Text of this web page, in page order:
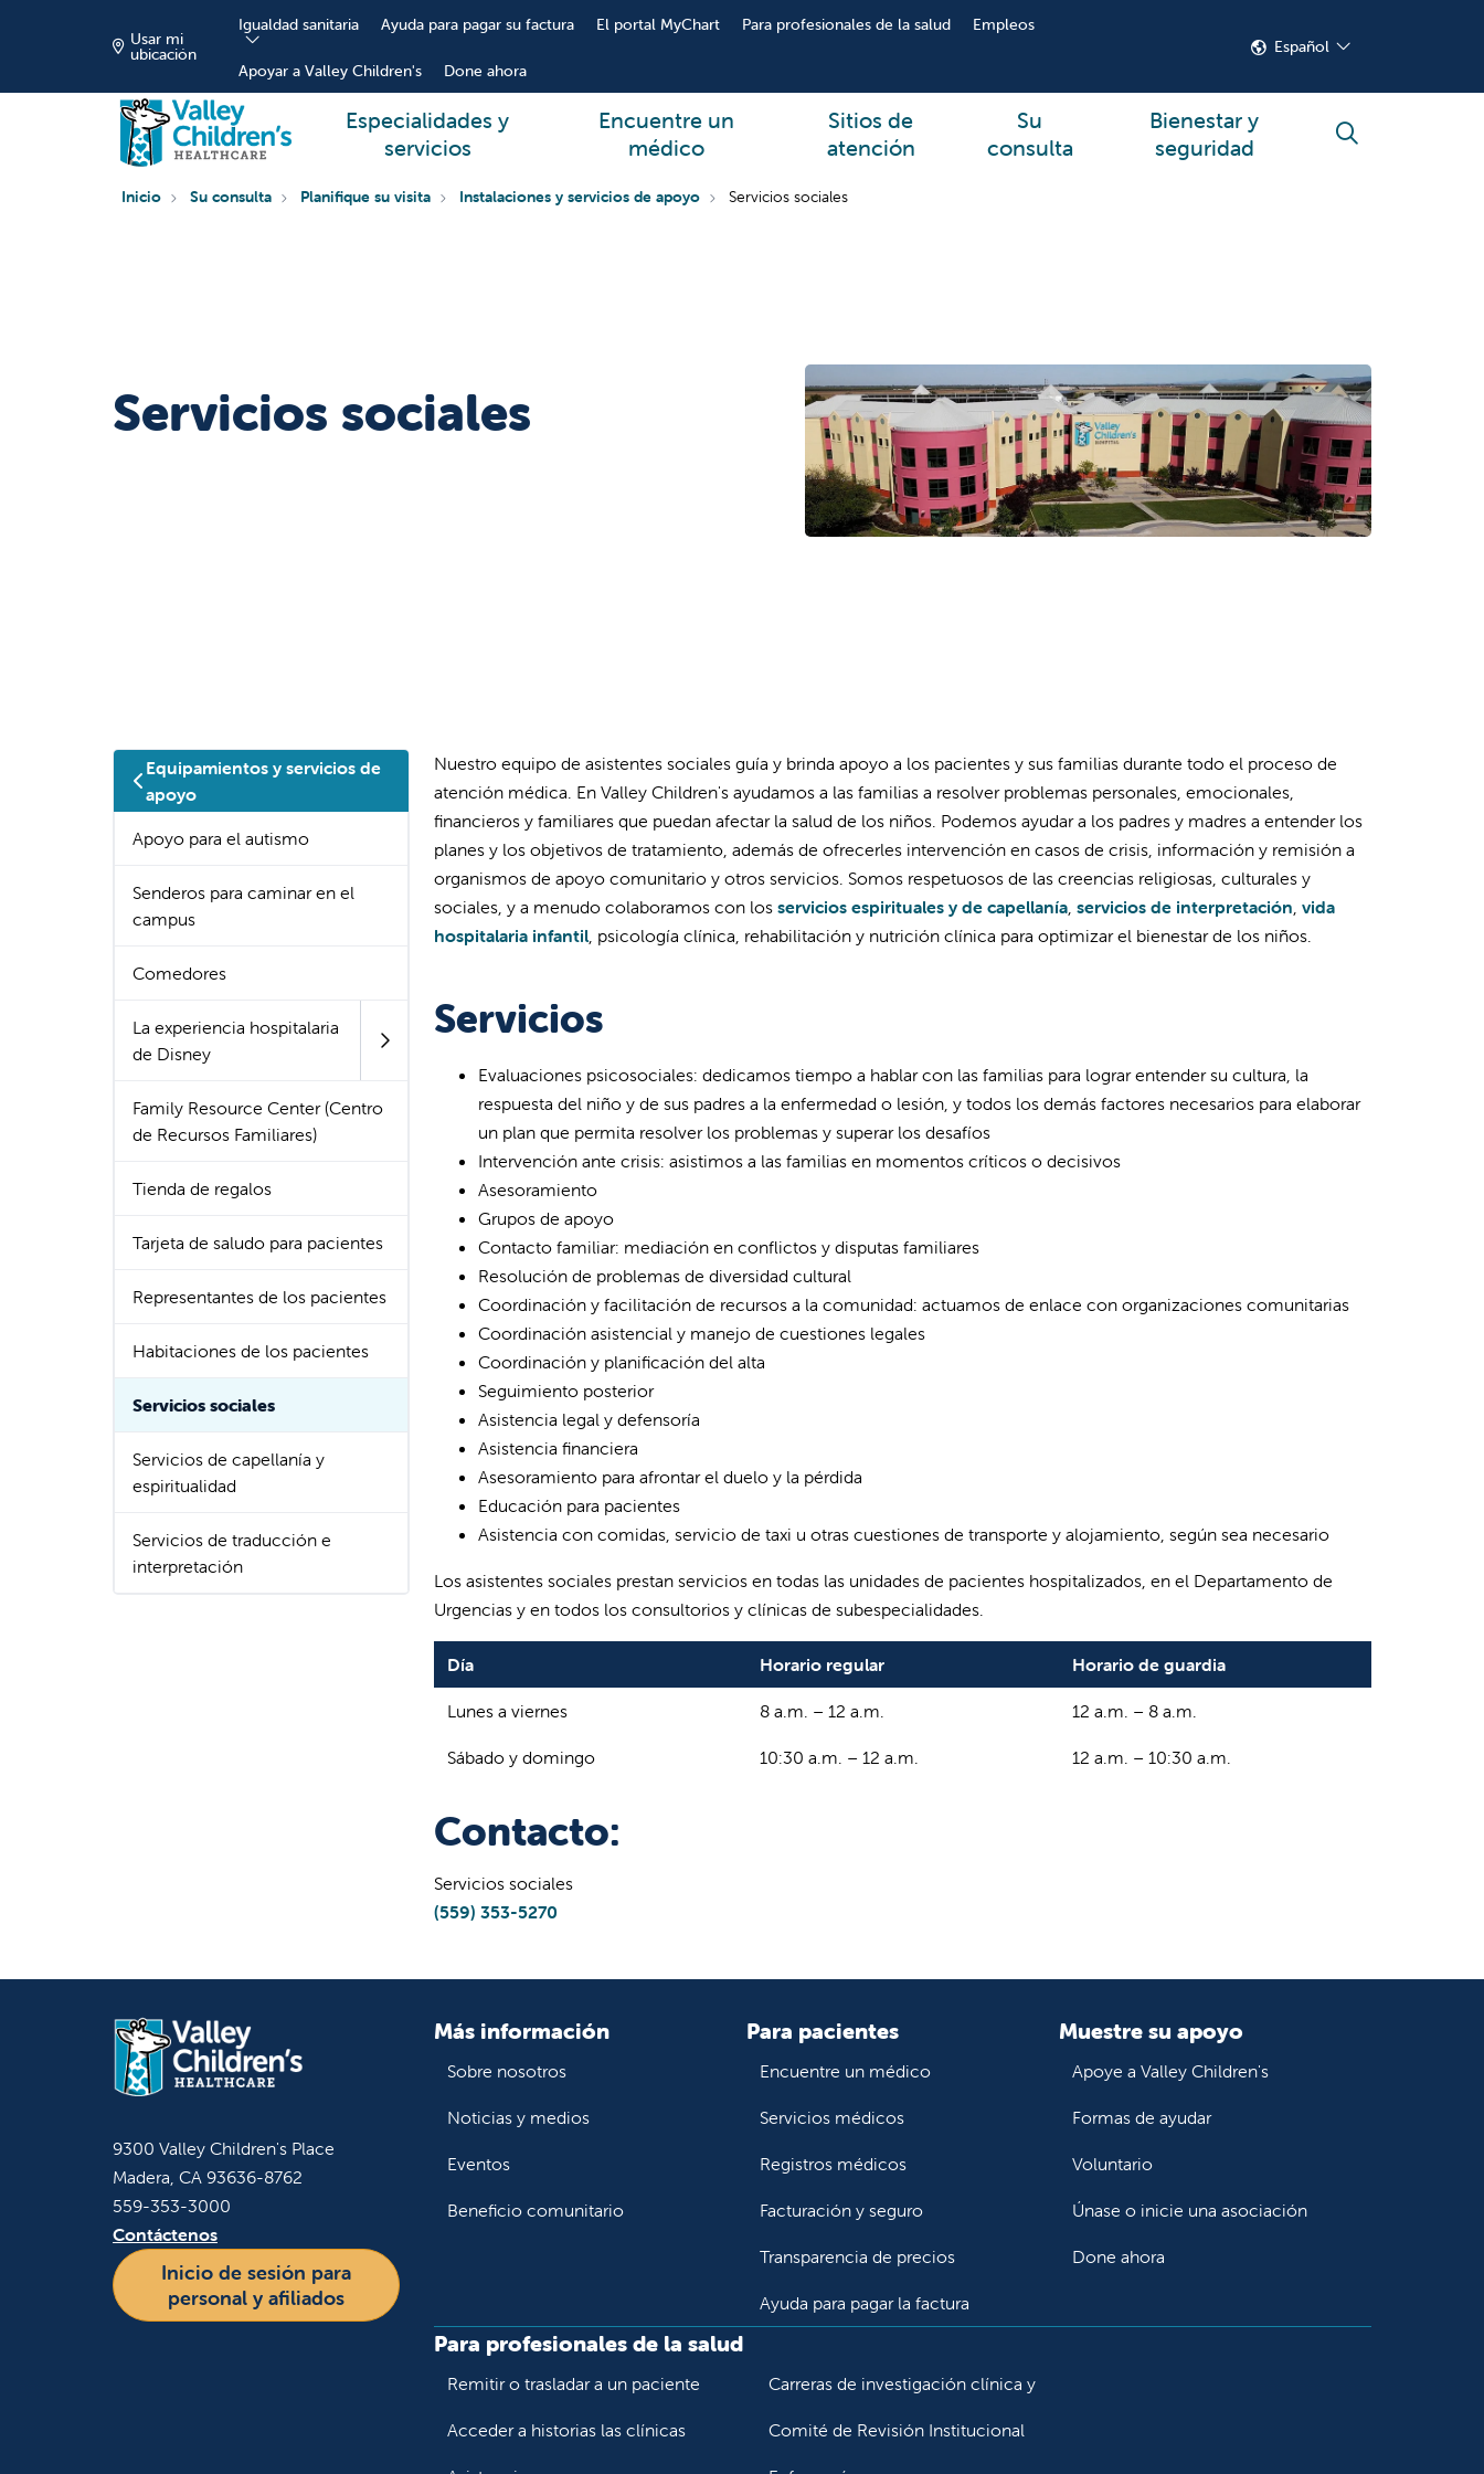
Usar mi
ubicación
Igualdad sanitaria Ayuda para pagar su factura El portal MyChart Para profesionales de la salud Empleos
Apoyar a Valley Children's Done ahora
Español
Especialidades y
servicios
Encuentre un
médico
Sitios de
atención
Su
consulta
Bienestar y
seguridad
buscar
Inicio Su consulta Planifique su visita Instalaciones y servicios de apoyo Servicios sociales
Servicios sociales
Equipamientos y servicios de
apoyo
Apoyo para el autismo
Senderos para caminar en el
campus
Comedores
La experiencia hospitalaria
de Disney
Family Resource Center (Centro
de Recursos Familiares)
Tienda de regalos
Tarjeta de saludo para pacientes
Representantes de los pacientes
Habitaciones de los pacientes
Servicios sociales
Servicios de capellanía y
espiritualidad
Servicios de traducción e
interpretación
Nuestro equipo de asistentes sociales guía y brinda apoyo a los pacientes y sus familias durante todo el proceso de
atención médica. En Valley Children's ayudamos a las familias a resolver problemas personales, emocionales,
financieros y familiares que puedan afectar la salud de los niños. Podemos ayudar a los padres y madres a entender los
planes y los objetivos de tratamiento, además de ofrecerles intervención en casos de crisis, información y remisión a
organismos de apoyo comunitario y otros servicios. Somos respetuosos de las creencias religiosas, culturales y
sociales, y a menudo colaboramos con los servicios espirituales y de capellanía, servicios de interpretación, vida
hospitalaria infantil, psicología clínica, rehabilitación y nutrición clínica para optimizar el bienestar de los niños.
Servicios
Evaluaciones psicosociales: dedicamos tiempo a hablar con las familias para lograr entender su cultura, la
respuesta del niño y de sus padres a la enfermedad o lesión, y todos los demás factores necesarios para elaborar
un plan que permita resolver los problemas y superar los desafíos
Intervención ante crisis: asistimos a las familias en momentos críticos o decisivos
Asesoramiento
Grupos de apoyo
Contacto familiar: mediación en conflictos y disputas familiares
Resolución de problemas de diversidad cultural
Coordinación y facilitación de recursos a la comunidad: actuamos de enlace con organizaciones comunitarias
Coordinación asistencial y manejo de cuestiones legales
Coordinación y planificación del alta
Seguimiento posterior
Asistencia legal y defensoría
Asistencia financiera
Asesoramiento para afrontar el duelo y la pérdida
Educación para pacientes
Asistencia con comidas, servicio de taxi u otras cuestiones de transporte y alojamiento, según sea necesario
Los asistentes sociales prestan servicios en todas las unidades de pacientes hospitalizados, en el Departamento de
Urgencias y en todos los consultorios y clínicas de subespecialidades.
Día Horario regular Horario de guardia
Lunes a viernes 8 a.m. – 12 a.m. 12 a.m. – 8 a.m.
Sábado y domingo 10:30 a.m. – 12 a.m. 12 a.m. – 10:30 a.m.
Contacto:
Servicios sociales
(559) 353-5270
9300 Valley Children's Place
Madera, CA 93636-8762
559-353-3000
Contáctenos
Inicio de sesión para
personal y afiliados
Más información
Sobre nosotros
Noticias y medios
Eventos
Beneficio comunitario
Para pacientes
Encuentre un médico
Servicios médicos
Registros médicos
Facturación y seguro
Transparencia de precios
Ayuda para pagar la factura
Muestre su apoyo
Apoye a Valley Children's
Formas de ayudar
Voluntario
Únase o inicie una asociación
Done ahora
Para profesionales de la salud
Remitir o trasladar a un paciente
Acceder a historias las clínicas
Carreras de investigación clínica y
Comité de Revisión Institucional